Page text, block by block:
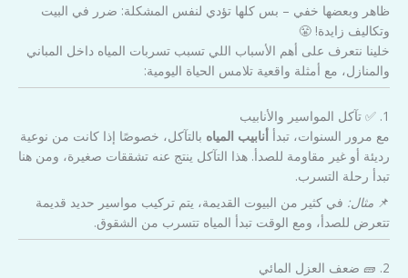
ظاهر وبعضها خفي – بس كلها تؤدي لنفس المشكلة: ضرر في البيت
وتكاليف زايدة! 😤
خلينا نتعرف على أهم الأسباب اللي تسبب تسربات المياه داخل المباني
والمنازل، مع أمثلة واقعية تلامس الحياة اليومية:
1. ✅ تآكل المواسير والأنابيب
مع مرور السنوات، تبدأ أنابيب المياه بالتآكل، خصوصًا إذا كانت من نوعية
رديئة أو غير مقاومة للصدأ. هذا التآكل ينتج عنه تشققات صغيرة، ومن هنا
تبدأ رحلة التسرب.
📌 مثال: في كثير من البيوت القديمة، يتم تركيب مواسير حديد قديمة
تتعرض للصدأ، ومع الوقت تبدأ المياه تتسرب من الشقوق.
2. 🧱 ضعف العزل المائي